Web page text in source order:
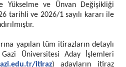
Yükselme ve Ünvan Değişikliği
tarihli ve 2026/1 sayılı kararı ile
yapılan tüm itirazların detaylı
Üniversitesi Aday İşlemleri
itiraz) adayların itiraz